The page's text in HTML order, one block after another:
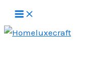
Aller
au
contenu